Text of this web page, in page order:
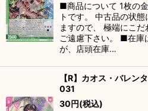
■商品について 1枚の
トです。 中古品の状
ますので、 極端にこ
ご遠慮下さい。 ■在庫
が、店頭在庫…
【R】カオス・バレ
031
30円(税込)